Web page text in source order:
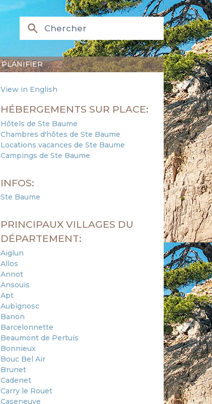
PLANIFIER
View in English
HÉBERGEMENTS SUR PLACE:
Hôtels de Ste Baume
Chambres d'hôtes de Ste Baume
Locations vacances de Ste Baume
Campings de Ste Baume
INFOS:
Ste Baume
PRINCIPAUX VILLAGES DU
DÉPARTEMENT:
Aiglun
Allos
Annot
Ansouis
Apt
Aubignosc
Banon
Barcelonnette
Beaumont de Pertuis
Bonnieux
Bouc Bel Air
Brunet
Cadenet
Carry le Rouet
Caseneuve